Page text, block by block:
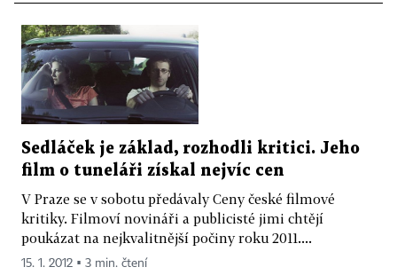
Sedláček je základ, rozhodli kritici. Jeho
film o tuneláři získal nejvíc cen
V Praze se v sobotu předávaly Ceny české filmové
kritiky. Filmoví novináři a publicisté jimi chtějí
poukázat na nejkvalitnější počiny roku 2011....
15. 1. 2012 ▪ 3 min. čtení